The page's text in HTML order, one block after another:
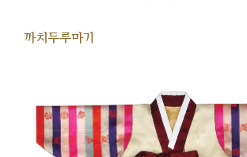
까치두루마기